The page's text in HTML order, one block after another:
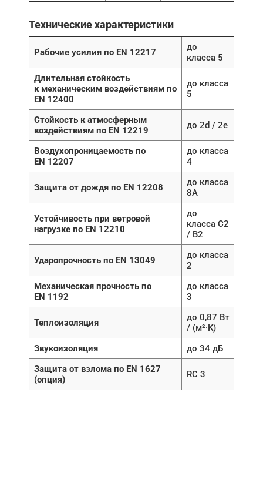
Технические характеристики
Рабочие усилия по EN 12217
до
класса 5
Длительная стойкость
к механическим воздействиям по
EN 12400
до класса
5
Стойкость к атмосферным
воздействиям по EN 12219
до 2d / 2e
Воздухопроницаемость по
EN 12207
до класса
4
Защита от дождя по EN 12208
до класса
8A
Устойчивость при ветровой
нагрузке по EN 12210
до
класса C2
/ B2
Ударопрочность по EN 13049
до класса
2
Механическая прочность по
EN 1192
до класса
3
Теплоизоляция
до 0,87 Вт
/ (м²∙K)
Звукоизоляция
до 34 дБ
Защита от взлома по EN 1627
(опция)
RC 3